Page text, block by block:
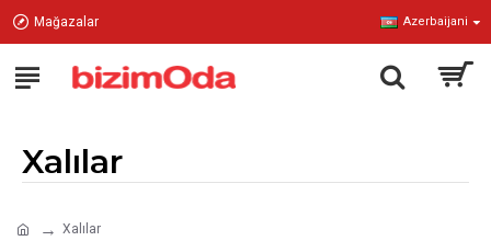
Mağazalar Azerbaijani
Xalılar
Xalılar